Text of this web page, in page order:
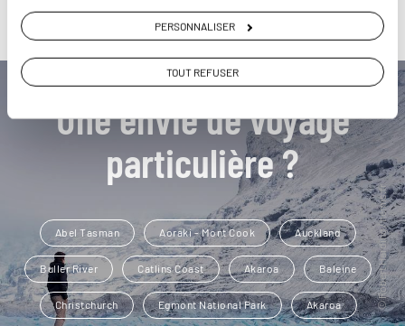
PERSONNALISER
TOUT REFUSER
Une envie de voyage
particulière ?
Abel Tasman Aoraki - Mont Cook Auckland
Buller River Catlins Coast Akaroa Baleine
Christchurch Egmont National Park Akaroa